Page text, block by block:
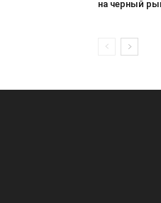
на черный